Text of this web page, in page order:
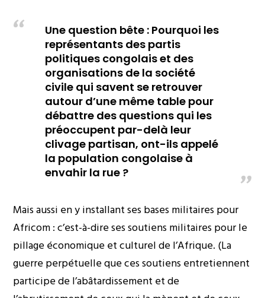
Une question bête : Pourquoi les
représentants des partis
politiques congolais et des
organisations de la société
civile qui savent se retrouver
autour d’une même table pour
débattre des questions qui les
préoccupent par-delà leur
clivage partisan, ont-ils appelé
la population congolaise à
envahir la rue ?
Mais aussi en y installant ses bases militaires pour
Africom : c’est-à-dire ses soutiens militaires pour le
pillage économique et culturel de l’Afrique. (La
guerre perpétuelle que ces soutiens entretiennent
participe de l’abâtardissement et de